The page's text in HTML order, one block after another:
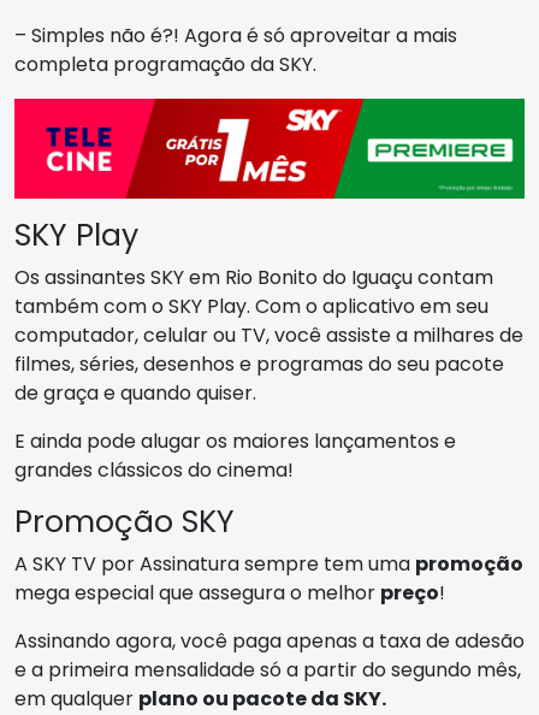
– Simples não é?! Agora é só aproveitar a mais
completa programação da SKY.
SKY Play
Os assinantes SKY em Rio Bonito do Iguaçu contam
também com o SKY Play. Com o aplicativo em seu
computador, celular ou TV, você assiste a milhares de
filmes, séries, desenhos e programas do seu pacote
de graça e quando quiser.
E ainda pode alugar os maiores lançamentos e
grandes clássicos do cinema!
Promoção SKY
A SKY TV por Assinatura sempre tem uma promoção
mega especial que assegura o melhor preço!
Assinando agora, você paga apenas a taxa de adesão
e a primeira mensalidade só a partir do segundo mês,
em qualquer plano ou pacote da SKY.